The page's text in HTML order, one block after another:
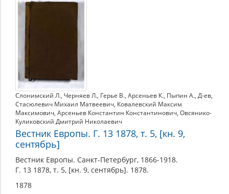
Слонимский Л., Черняев Л., Герье В., Арсеньев К., Пыпин А., Д-ев,
Стасюлевич Михаил Матвеевич, Ковалевский Максим
Максимович, Арсеньев Константин Константинович, Овсянико-
Куликовский Дмитрий Николаевич
Вестник Европы. Г. 13 1878, т. 5, [кн. 9,
сентябрь]
Вестник Европы. Санкт-Петербург, 1866-1918.
Г. 13 1878, т. 5, [кн. 9, сентябрь]. 1878.
1878